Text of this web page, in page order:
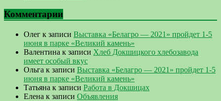
Комментарии
Олег к записи Выставка «Белагро — 2021» пройдет 1-5
июня в парке «Великий камень»
Валентина к записи Хлеб Докшицкого хлебозавода
имеет особый вкус
Ольга к записи Выставка «Белагро — 2021» пройдет 1-5
июня в парке «Великий камень»
Татьяна к записи Работа в Докшицах
Елена к записи Объявления